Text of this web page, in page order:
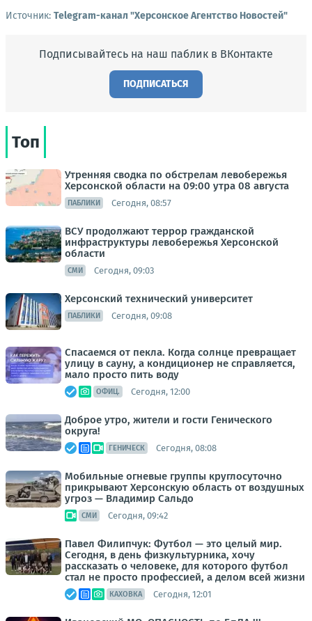
Источник: Telegram-канал "Херсонское Агентство Новостей"
Подписывайтесь на наш паблик в ВКонтакте
ПОДПИСАТЬСЯ
Топ
Утренняя сводка по обстрелам левобережья
Херсонской области на 09:00 утра 08 августа
ПАБЛИКИ Сегодня, 08:57
ВСУ продолжают террор гражданской
инфраструктуры левобережья Херсонской
области
СМИ Сегодня, 09:03
Херсонский технический университет
ПАБЛИКИ Сегодня, 09:08
Спасаемся от пекла. Когда солнце превращает
улицу в сауну, а кондиционер не справляется,
мало просто пить воду
ОФИЦ. Сегодня, 12:00
Доброе утро, жители и гости Генического
округа!
ГЕНИЧЕСК Сегодня, 08:08
Мобильные огневые группы круглосуточно
прикрывают Херсонскую область от воздушных
угроз — Владимир Сальдо
СМИ Сегодня, 09:42
Павел Филипчук: Футбол — это целый мир.
Сегодня, в день физкультурника, хочу
рассказать о человеке, для которого футбол
стал не просто профессией, а делом всей жизни
КАХОВКА Сегодня, 12:01